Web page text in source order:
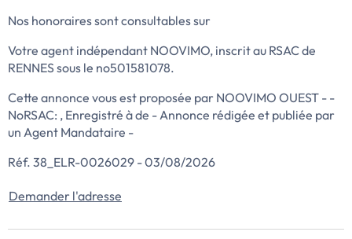
Nos honoraires sont consultables sur
Votre agent indépendant NOOVIMO, inscrit au RSAC de
RENNES sous le no501581078.
Cette annonce vous est proposée par NOOVIMO OUEST - -
NoRSAC: , Enregistré à de - Annonce rédigée et publiée par
un Agent Mandataire -
Réf. 38_ELR-0026029 - 03/08/2026
Demander l'adresse